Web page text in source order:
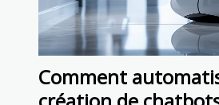
Comment